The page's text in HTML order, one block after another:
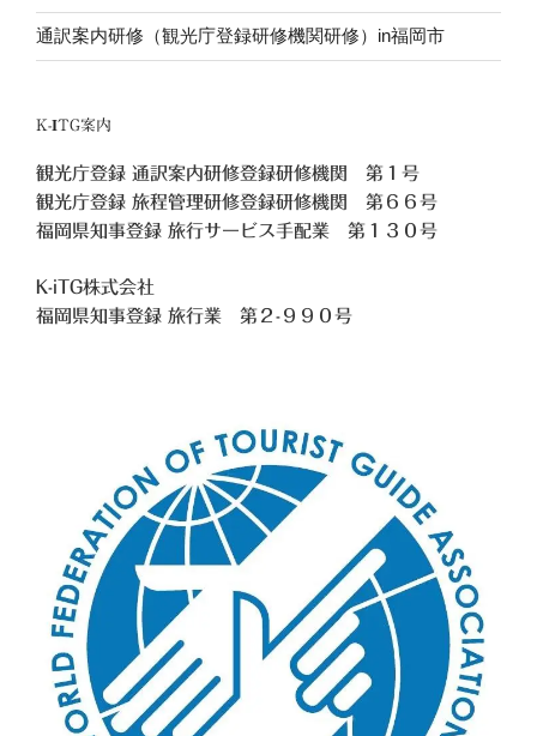
通訳案内研修（観光庁登録研修機関研修）in福岡市
K-ITG案内
観光庁登録 通訳案内研修登録研修機関 第１号
観光庁登録 旅程管理研修登録研修機関 第６６号
福岡県知事登録 旅行サービス手配業 第１３０号
K-iTG株式会社
福岡県知事登録 旅行業 第２-９９０号